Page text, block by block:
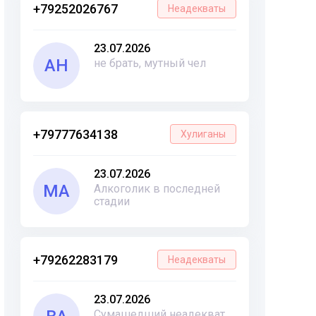
+79252026767 Неадекваты
АН
23.07.2026
не брать, мутный чел
+79777634138 Хулиганы
МА
23.07.2026
Алкоголик в последней
стадии
+79262283179 Неадекваты
23.07.2026